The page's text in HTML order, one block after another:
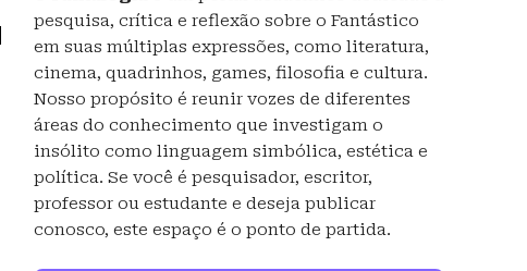
pesquisa, crítica e reflexão sobre o Fantástico
em suas múltiplas expressões, como literatura,
cinema, quadrinhos, games, filosofia e cultura.
Nosso propósito é reunir vozes de diferentes
áreas do conhecimento que investigam o
insólito como linguagem simbólica, estética e
política. Se você é pesquisador, escritor,
professor ou estudante e deseja publicar
conosco, este espaço é o ponto de partida.